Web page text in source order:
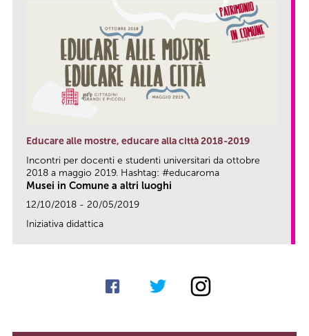
Educare alle mostre, educare alla città 2018-2019
Incontri per docenti e studenti universitari da ottobre
2018 a maggio 2019. Hashtag: #educaroma
Musei in Comune a altri luoghi
12/10/2018 - 20/05/2019
Iniziativa didattica